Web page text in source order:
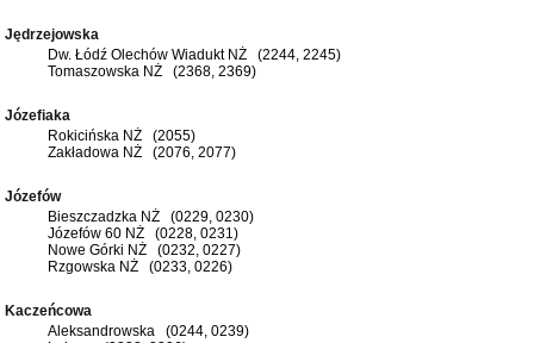
Jędrzejowska
Dw. Łódź Olechów Wiadukt NŻ (2244, 2245)
Tomaszowska NŻ (2368, 2369)
Józefiaka
Rokicińska NŻ (2055)
Zakładowa NŻ (2076, 2077)
Józefów
Bieszczadzka NŻ (0229, 0230)
Józefów 60 NŻ (0228, 0231)
Nowe Górki NŻ (0232, 0227)
Rzgowska NŻ (0233, 0226)
Kaczeńcowa
Aleksandrowska (0244, 0239)